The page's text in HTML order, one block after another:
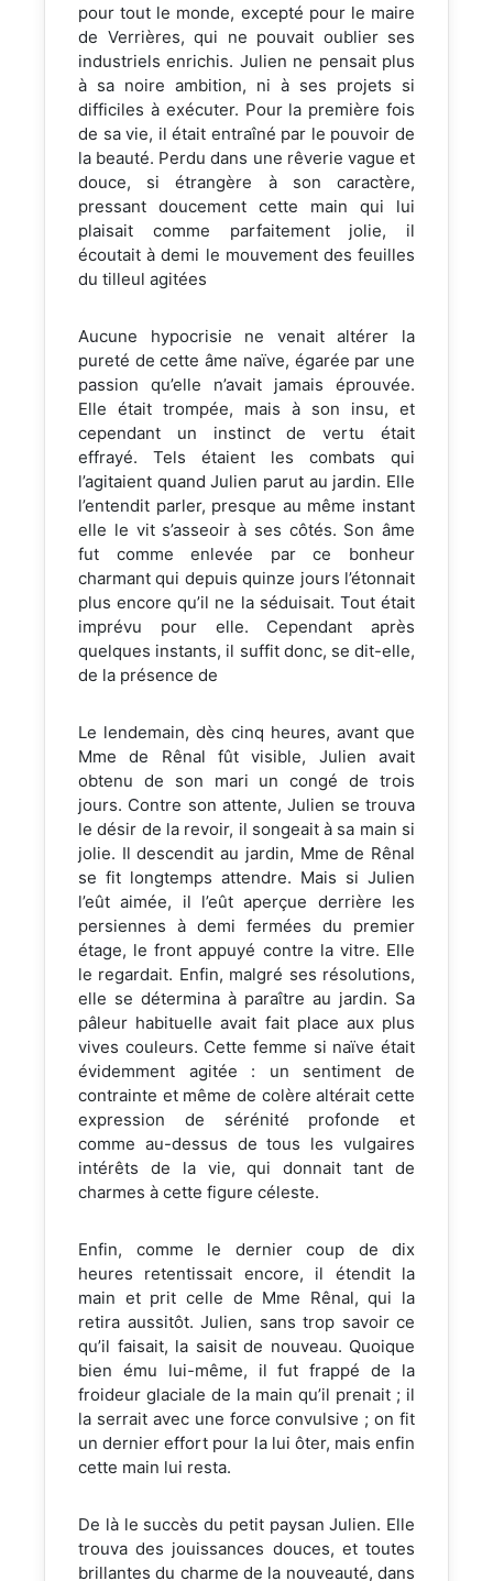
pour tout le monde, excepté pour le maire
de Verrières, qui ne pouvait oublier ses
industriels enrichis. Julien ne pensait plus
à sa noire ambition, ni à ses projets si
difficiles à exécuter. Pour la première fois
de sa vie, il était entraîné par le pouvoir de
la beauté. Perdu dans une rêverie vague et
douce, si étrangère à son caractère,
pressant doucement cette main qui lui
plaisait comme parfaitement jolie, il
écoutait à demi le mouvement des feuilles
du tilleul agitées
Aucune hypocrisie ne venait altérer la
pureté de cette âme naïve, égarée par une
passion qu’elle n’avait jamais éprouvée.
Elle était trompée, mais à son insu, et
cependant un instinct de vertu était
effrayé. Tels étaient les combats qui
l’agitaient quand Julien parut au jardin. Elle
l’entendit parler, presque au même instant
elle le vit s’asseoir à ses côtés. Son âme
fut comme enlevée par ce bonheur
charmant qui depuis quinze jours l’étonnait
plus encore qu’il ne la séduisait. Tout était
imprévu pour elle. Cependant après
quelques instants, il suffit donc, se dit-elle,
de la présence de
Le lendemain, dès cinq heures, avant que
Mme de Rênal fût visible, Julien avait
obtenu de son mari un congé de trois
jours. Contre son attente, Julien se trouva
le désir de la revoir, il songeait à sa main si
jolie. Il descendit au jardin, Mme de Rênal
se fit longtemps attendre. Mais si Julien
l’eût aimée, il l’eût aperçue derrière les
persiennes à demi fermées du premier
étage, le front appuyé contre la vitre. Elle
le regardait. Enfin, malgré ses résolutions,
elle se détermina à paraître au jardin. Sa
pâleur habituelle avait fait place aux plus
vives couleurs. Cette femme si naïve était
évidemment agitée : un sentiment de
contrainte et même de colère altérait cette
expression de sérénité profonde et
comme au-dessus de tous les vulgaires
intérêts de la vie, qui donnait tant de
charmes à cette figure céleste.
Enfin, comme le dernier coup de dix
heures retentissait encore, il étendit la
main et prit celle de Mme Rênal, qui la
retira aussitôt. Julien, sans trop savoir ce
qu’il faisait, la saisit de nouveau. Quoique
bien ému lui-même, il fut frappé de la
froideur glaciale de la main qu’il prenait ; il
la serrait avec une force convulsive ; on fit
un dernier effort pour la lui ôter, mais enfin
cette main lui resta.
De là le succès du petit paysan Julien. Elle
trouva des jouissances douces, et toutes
brillantes du charme de la nouveauté, dans